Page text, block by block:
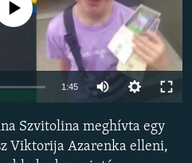
elérhető tartalom
1:45
360p
Szvitolina meghívta egy
Viktorija Azarenka elleni,